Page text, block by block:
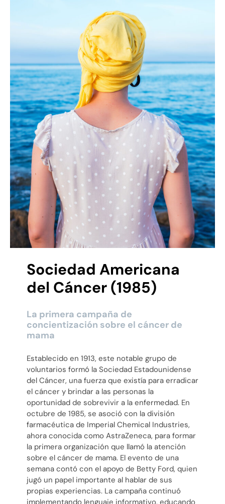
Sociedad Americana
del Cáncer (1985)
La primera campaña de
concientización sobre el cáncer de
mama
Establecido en 1913, este notable grupo de
voluntarios formó la Sociedad Estadounidense
del Cáncer, una fuerza que existía para erradicar
el cáncer y brindar a las personas la
oportunidad de sobrevivir a la enfermedad. En
octubre de 1985, se asoció con la división
farmacéutica de Imperial Chemical Industries,
ahora conocida como AstraZeneca, para formar
la primera organización que llamó la atención
sobre el cáncer de mama. El evento de una
semana contó con el apoyo de Betty Ford, quien
jugó un papel importante al hablar de sus
propias experiencias. La campaña continuó